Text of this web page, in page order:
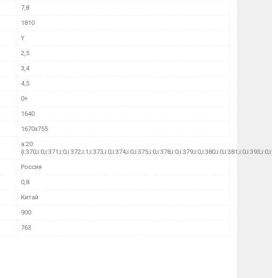
7,8
1810
Y
2,5
3,4
4,5
0+
1640
1670х755
a:20:
Россия
0,8
Китай
900
763